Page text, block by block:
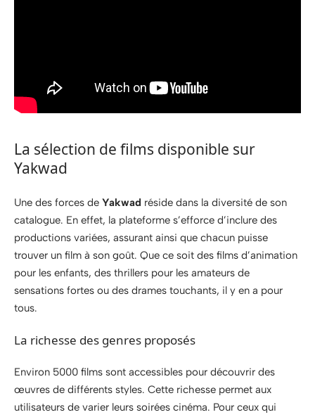
La sélection de films disponible sur
Yakwad
Une des forces de Yakwad réside dans la diversité de son
catalogue. En effet, la plateforme s’efforce d’inclure des
productions variées, assurant ainsi que chacun puisse
trouver un film à son goût. Que ce soit des films d’animation
pour les enfants, des thrillers pour les amateurs de
sensations fortes ou des drames touchants, il y en a pour
tous.
La richesse des genres proposés
Environ 5000 films sont accessibles pour découvrir des
œuvres de différents styles. Cette richesse permet aux
utilisateurs de varier leurs soirées cinéma. Pour ceux qui